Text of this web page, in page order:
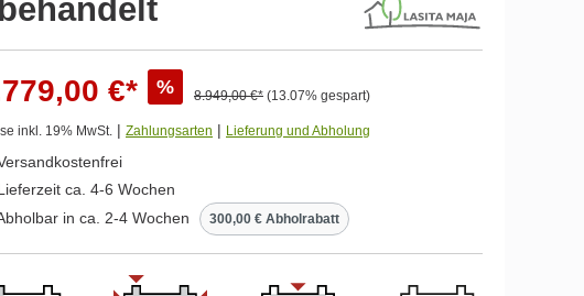
€* % 8.949,00 €* (13.07% gespart)
inkl. 19% MwSt. | Zahlungsarten | Lieferung und Abholung
ca. 4-6 Wochen
in ca. 2-4 Wochen
300,00 € Abholrabatt